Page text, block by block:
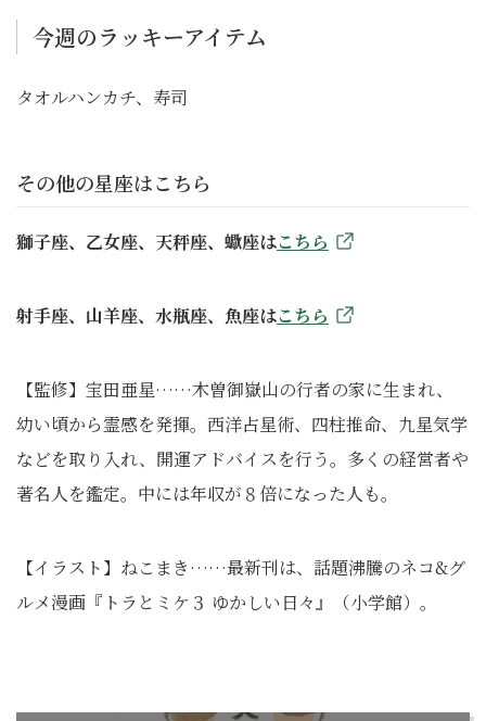
今週のラッキーアイテム
タオルハンカチ、寿司
その他の星座はこちら
獅子座、乙女座、天秤座、蠍座はこちら
射手座、山羊座、水瓶座、魚座はこちら
【監修】宝田亜星……木曽御嶽山の行者の家に生まれ、
幼い頃から霊感を発揮。西洋占星術、四柱推命、九星気学
などを取り入れ、開運アドバイスを行う。多くの経営者や
著名人を鑑定。中には年収が８倍になった人も。
【イラスト】ねこまき……最新刊は、話題沸騰のネコ&グ
ルメ漫画『トラとミケ３ ゆかしい日々』（小学館）。